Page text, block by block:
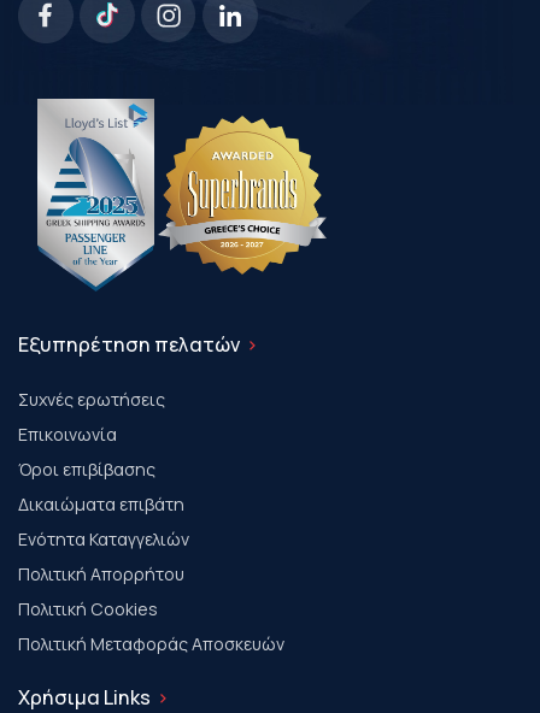
Εξυπηρέτηση πελατών
Συχνές ερωτήσεις
Επικοινωνία
Όροι επιβίβασης
Δικαιώματα επιβάτη
Ενότητα Καταγγελιών
Πολιτική Απορρήτου
Πολιτική Cookies
Πολιτική Μεταφοράς Αποσκευών
Χρήσιμα Links